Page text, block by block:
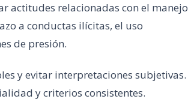
actitudes relacionadas con el manejo
a conductas ilícitas, el uso
de presión.
y evitar interpretaciones subjetivas.
y criterios consistentes.